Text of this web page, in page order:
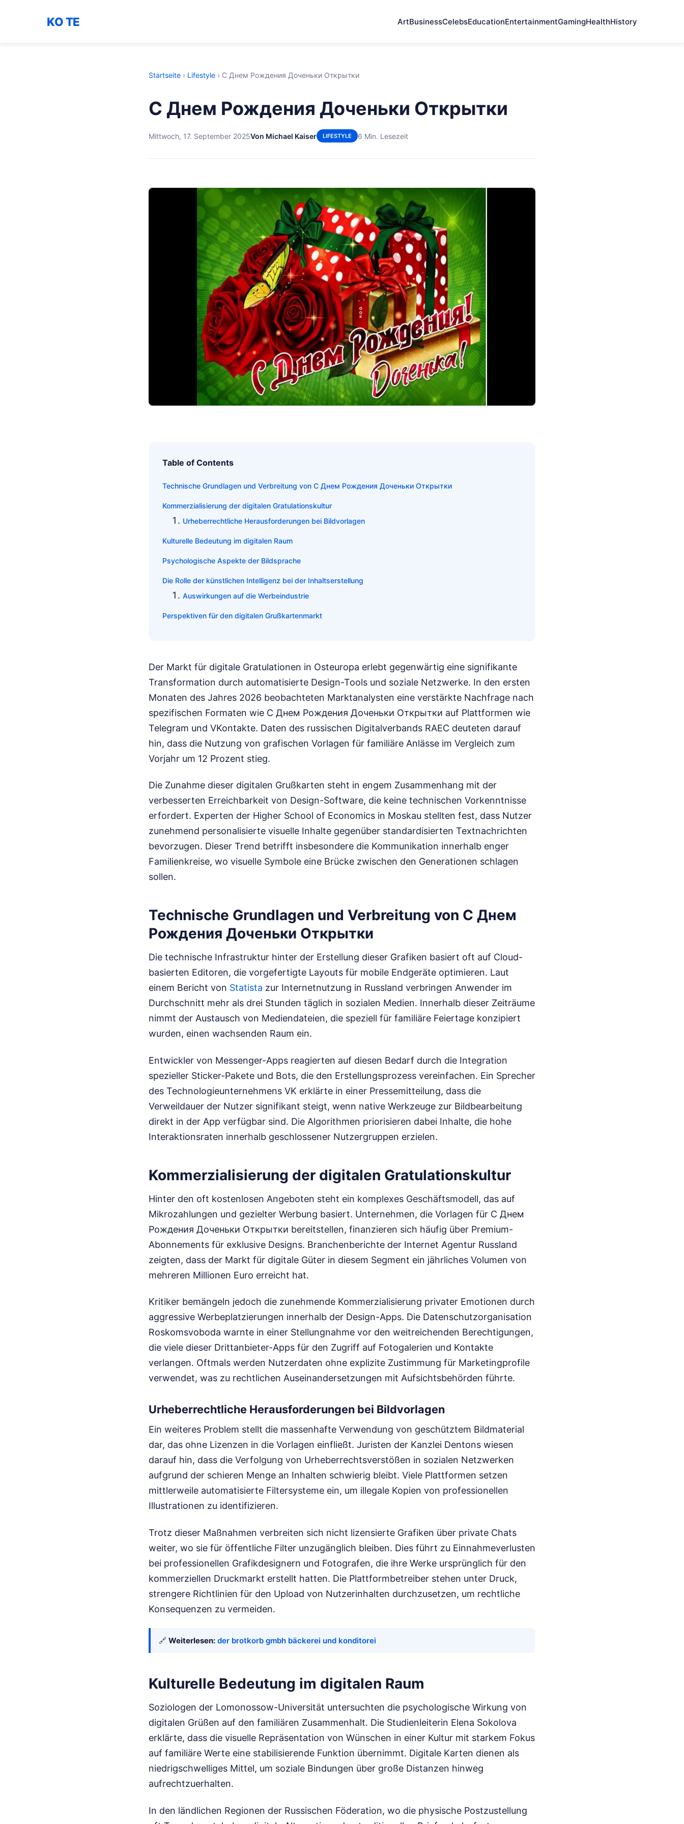
KO TE ArtBusinessCelebsEducationEntertainmentGamingHealthHistory
Startseite › Lifestyle › С Днем Рождения Доченьки Открытки
С Днем Рождения Доченьки Открытки
Mittwoch, 17. September 2025Von Michael Kaiser LIFESTYLE 6 Min. Lesezeit
Table of Contents
Technische Grundlagen und Verbreitung von С Днем Рождения Доченьки Открытки
Kommerzialisierung der digitalen Gratulationskultur
Urheberrechtliche Herausforderungen bei Bildvorlagen
Kulturelle Bedeutung im digitalen Raum
Psychologische Aspekte der Bildsprache
Die Rolle der künstlichen Intelligenz bei der Inhaltserstellung
Auswirkungen auf die Werbeindustrie
Perspektiven für den digitalen Grußkartenmarkt
Der Markt für digitale Gratulationen in Osteuropa erlebt gegenwärtig eine signifikante
Transformation durch automatisierte Design-Tools und soziale Netzwerke. In den ersten
Monaten des Jahres 2026 beobachteten Marktanalysten eine verstärkte Nachfrage nach
spezifischen Formaten wie С Днем Рождения Доченьки Открытки auf Plattformen wie
Telegram und VKontakte. Daten des russischen Digitalverbands RAEC deuteten darauf
hin, dass die Nutzung von grafischen Vorlagen für familiäre Anlässe im Vergleich zum
Vorjahr um 12 Prozent stieg.
Die Zunahme dieser digitalen Grußkarten steht in engem Zusammenhang mit der
verbesserten Erreichbarkeit von Design-Software, die keine technischen Vorkenntnisse
erfordert. Experten der Higher School of Economics in Moskau stellten fest, dass Nutzer
zunehmend personalisierte visuelle Inhalte gegenüber standardisierten Textnachrichten
bevorzugen. Dieser Trend betrifft insbesondere die Kommunikation innerhalb enger
Familienkreise, wo visuelle Symbole eine Brücke zwischen den Generationen schlagen
sollen.
Technische Grundlagen und Verbreitung von С Днем
Рождения Доченьки Открытки
Die technische Infrastruktur hinter der Erstellung dieser Grafiken basiert oft auf Cloud-
basierten Editoren, die vorgefertigte Layouts für mobile Endgeräte optimieren. Laut
einem Bericht von Statista zur Internetnutzung in Russland verbringen Anwender im
Durchschnitt mehr als drei Stunden täglich in sozialen Medien. Innerhalb dieser Zeiträume
nimmt der Austausch von Mediendateien, die speziell für familiäre Feiertage konzipiert
wurden, einen wachsenden Raum ein.
Entwickler von Messenger-Apps reagierten auf diesen Bedarf durch die Integration
spezieller Sticker-Pakete und Bots, die den Erstellungsprozess vereinfachen. Ein Sprecher
des Technologieunternehmens VK erklärte in einer Pressemitteilung, dass die
Verweildauer der Nutzer signifikant steigt, wenn native Werkzeuge zur Bildbearbeitung
direkt in der App verfügbar sind. Die Algorithmen priorisieren dabei Inhalte, die hohe
Interaktionsraten innerhalb geschlossener Nutzergruppen erzielen.
Kommerzialisierung der digitalen Gratulationskultur
Hinter den oft kostenlosen Angeboten steht ein komplexes Geschäftsmodell, das auf
Mikrozahlungen und gezielter Werbung basiert. Unternehmen, die Vorlagen für С Днем
Рождения Доченьки Открытки bereitstellen, finanzieren sich häufig über Premium-
Abonnements für exklusive Designs. Branchenberichte der Internet Agentur Russland
zeigten, dass der Markt für digitale Güter in diesem Segment ein jährliches Volumen von
mehreren Millionen Euro erreicht hat.
Kritiker bemängeln jedoch die zunehmende Kommerzialisierung privater Emotionen durch
aggressive Werbeplatzierungen innerhalb der Design-Apps. Die Datenschutzorganisation
Roskomsvoboda warnte in einer Stellungnahme vor den weitreichenden Berechtigungen,
die viele dieser Drittanbieter-Apps für den Zugriff auf Fotogalerien und Kontakte
verlangen. Oftmals werden Nutzerdaten ohne explizite Zustimmung für Marketingprofile
verwendet, was zu rechtlichen Auseinandersetzungen mit Aufsichtsbehörden führte.
Urheberrechtliche Herausforderungen bei Bildvorlagen
Ein weiteres Problem stellt die massenhafte Verwendung von geschütztem Bildmaterial
dar, das ohne Lizenzen in die Vorlagen einfließt. Juristen der Kanzlei Dentons wiesen
darauf hin, dass die Verfolgung von Urheberrechtsverstößen in sozialen Netzwerken
aufgrund der schieren Menge an Inhalten schwierig bleibt. Viele Plattformen setzen
mittlerweile automatisierte Filtersysteme ein, um illegale Kopien von professionellen
Illustrationen zu identifizieren.
Trotz dieser Maßnahmen verbreiten sich nicht lizensierte Grafiken über private Chats
weiter, wo sie für öffentliche Filter unzugänglich bleiben. Dies führt zu Einnahmeverlusten
bei professionellen Grafikdesignern und Fotografen, die ihre Werke ursprünglich für den
kommerziellen Druckmarkt erstellt hatten. Die Plattformbetreiber stehen unter Druck,
strengere Richtlinien für den Upload von Nutzerinhalten durchzusetzen, um rechtliche
Konsequenzen zu vermeiden.
🔗 Weiterlesen: der brotkorb gmbh bäckerei und konditorei
Kulturelle Bedeutung im digitalen Raum
Soziologen der Lomonossow-Universität untersuchten die psychologische Wirkung von
digitalen Grüßen auf den familiären Zusammenhalt. Die Studienleiterin Elena Sokolova
erklärte, dass die visuelle Repräsentation von Wünschen in einer Kultur mit starkem Fokus
auf familiäre Werte eine stabilisierende Funktion übernimmt. Digitale Karten dienen als
niedrigschwelliges Mittel, um soziale Bindungen über große Distanzen hinweg
aufrechtzuerhalten.
In den ländlichen Regionen der Russischen Föderation, wo die physische Postzustellung